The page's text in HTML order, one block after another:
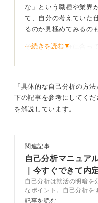
な」という職種や業界
て、自分の考えていた
るのか見極めてみるの
そこから、自分に合っ
自己分析はあくまで参
それを参考に出てきた
です。初期段階の自己
らいにするのが良いで
0
⋯続きを読む▼
「具体的な自己分析の方
下の記事を参考にしてく
を解説しています。
関連記事
自己分析マニュア
｜今すぐできて内
がる方法を解説
自己分析は就活の明暗を
なポイント。自己分析を
トや自己分析のやり方、
記事を読む